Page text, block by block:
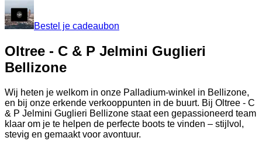
Bestel je cadeaubon
Oltree - C & P Jelmini Guglieri
Bellizone
Wij heten je welkom in onze Palladium-winkel in Bellizone,
en bij onze erkende verkooppunten in de buurt. Bij Oltree - C
& P Jelmini Guglieri Bellizone staat een gepassioneerd team
klaar om je te helpen de perfecte boots te vinden – stijlvol,
stevig en gemaakt voor avontuur.